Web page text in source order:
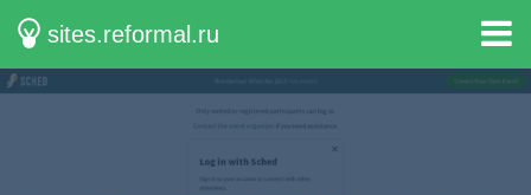
sites.reformal.ru